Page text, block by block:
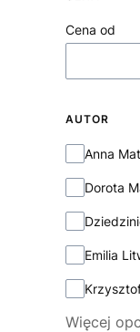
Cena od
AUTOR
Autor
Anna
Dorota
Emilia
Więcej